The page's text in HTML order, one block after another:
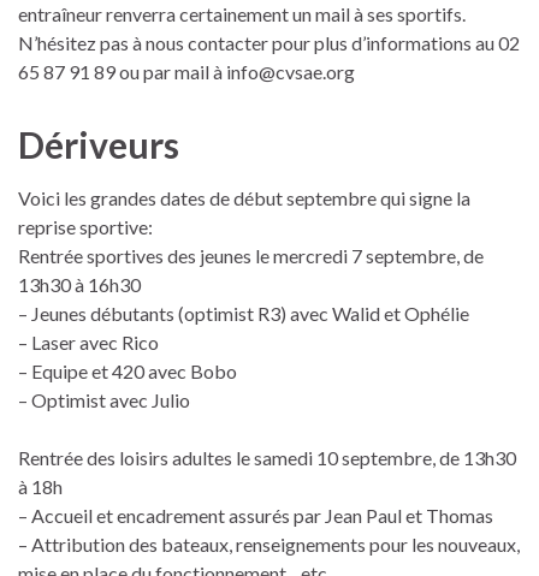
entraîneur renverra certainement un mail à ses sportifs.
N’hésitez pas à nous contacter pour plus d’informations au 02
65 87 91 89 ou par mail à info@cvsae.org
Dériveurs
Voici les grandes dates de début septembre qui signe la
reprise sportive:
Rentrée sportives des jeunes le mercredi 7 septembre, de
13h30 à 16h30
– Jeunes débutants (optimist R3) avec Walid et Ophélie
– Laser avec Rico
– Equipe et 420 avec Bobo
– Optimist avec Julio
Rentrée des loisirs adultes le samedi 10 septembre, de 13h30
à 18h
– Accueil et encadrement assurés par Jean Paul et Thomas
– Attribution des bateaux, renseignements pour les nouveaux,